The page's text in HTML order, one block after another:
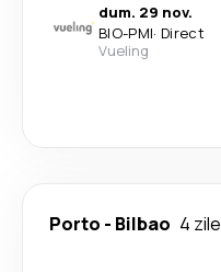
dum. 29 nov.
BIO-PMI· Direct
Vueling
Porto - Bilbao 4 zile